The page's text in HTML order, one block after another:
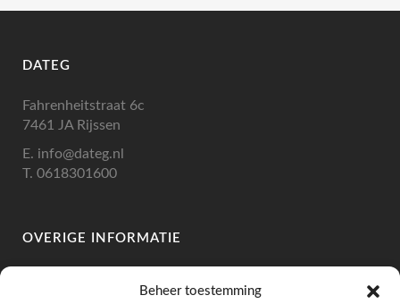
Beheer toestemming
DATEG
Fahrenheitstraat 6c
7461 JA Rijssen
E. info@dateg.nl
T. 0618301600
OVERIGE INFORMATIE